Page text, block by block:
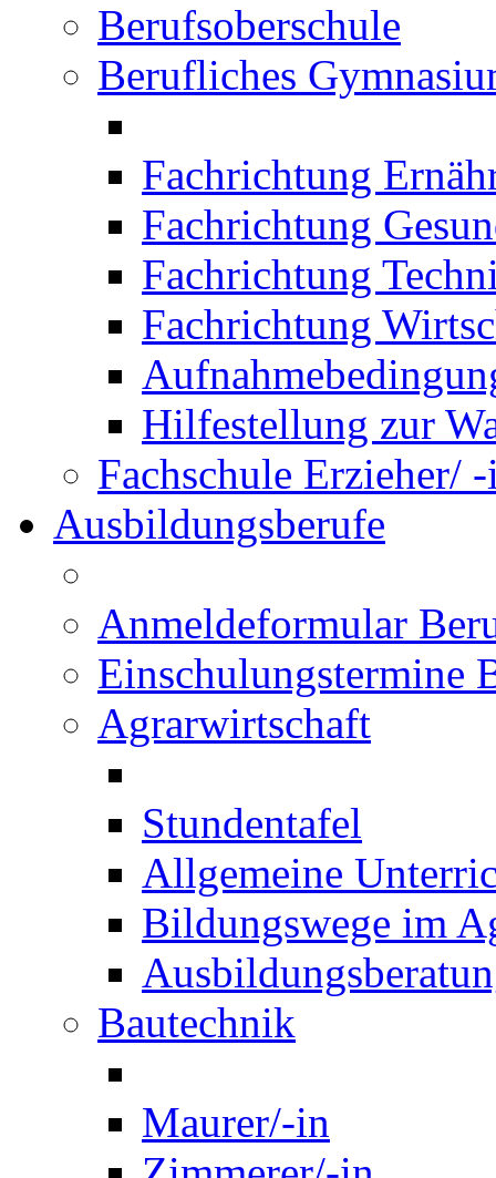
Berufsoberschule
Berufliches
Fachrichtung
Fachrichtung
Fachrichtung
Fachrichtung
Hilfestellung zur
Fachschule Erzieher/
Ausbildungsberufe
Anmeldeformular
Einschulungstermine
Agrarwirtschaft
Stundentafel
Allgemeine
Bildungswege im
Bautechnik
Maurer/-in